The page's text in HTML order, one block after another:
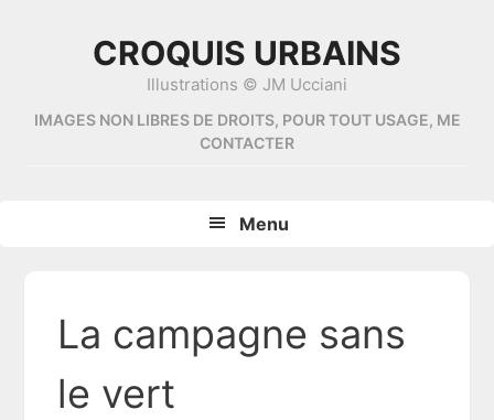
CROQUIS URBAINS
Illustrations © JM Ucciani
IMAGES NON LIBRES DE DROITS, POUR TOUT USAGE, ME
CONTACTER
Menu
La campagne sans
le vert